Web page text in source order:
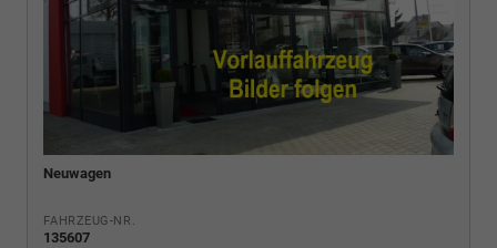
Neuwagen
FAHRZEUG-NR.
135607